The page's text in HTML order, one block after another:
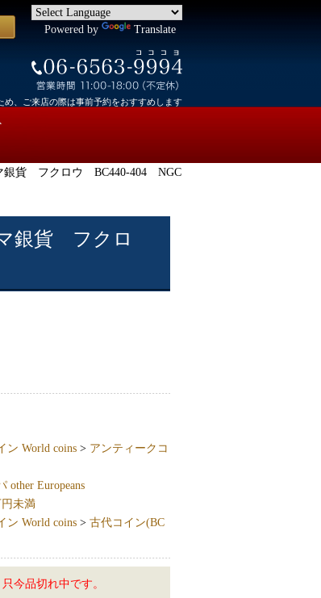
Powered by Translate
め、ご来店の際は事前予約をおすすめします
銀貨 フクロウ BC440-404 NGC
銀貨 フクロ
ン World coins> アンティークコ
other Europeans
円未満
ン World coins> 古代コイン(BC
今品切れ中です。